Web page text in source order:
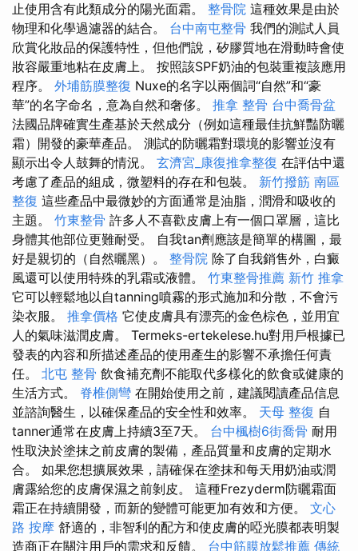
止使用含有此類成分的陽光面霜。 整骨院 這種效果是由於
物理和化學過濾器的結合。 台中南屯整骨 我們的測試人員
欣賞化妝品的保護特性，但他們說，矽膠質地在滑動時會使
妝容嚴重地粘在皮膚上。 按照該SPF奶油的包裝重複該應用
程序。 外埔筋膜整復 Nuxe的名字以兩個詞“自然”和“豪
華”的名字命名，意為自然和奢侈。 推拿 整骨 台中喬骨盆
法國品牌確實生產基於天然成分（例如這種最佳抗鮮豔防曬
霜）開發的豪華產品。 測試的防曬霜對環境的影響並沒有
顯示出令人鼓舞的情況。 玄濟宮_康復推拿整復 在評估中還
考慮了產品的組成，微塑料的存在和包裝。 新竹撥筋 南區
整復 這些產品中最微妙的方面通常是油脂，潤滑和吸收的
主題。 竹東整骨 許多人不喜歡皮膚上有一個口罩層，這比
身體其他部位更難耐受。 自我tan劑應該是簡單的構圖，最
好是親切的（自然曬黑）。 整骨院 除了自我銷售外，白癜
風還可以使用特殊的乳霜或液體。 竹東整骨推薦 新竹 推拿
它可以輕鬆地以自tanning噴霧的形式施加和分散，不會污
染衣服。 推拿價格 它使皮膚具有漂亮的金色棕色，並用宜
人的氣味滋潤皮膚。 Termeks-ertekelese.hu對用戶根據已
發表的內容和所描述產品的使用產生的影響不承擔任何責
任。 北屯 整骨 飲食補充劑不能取代多樣化的飲食或健康的
生活方式。 脊椎側彎 在開始使用之前，建議閱讀產品信息
並諮詢醫生，以確保產品的安全性和效率。 天母 整復 自
tanner通常在皮膚上持續3至7天。 台中楓樹6街喬骨 耐用
性取決於塗抹之前皮膚的製備，產品質量和皮膚的定期水
合。 如果您想擴展效果，請確保在塗抹和每天用奶油或潤
膚露給您的皮膚保濕之前剝皮。 這種Frezyderm防曬霜面
霜正在持續開發，而新的變體可能更加有效和方便。 文心
路 按摩 舒適的，非智利的配方和使皮膚的啞光膜都表明製
造商正在關注用戶的需求和反饋。 台中筋膜放鬆推薦 傳統